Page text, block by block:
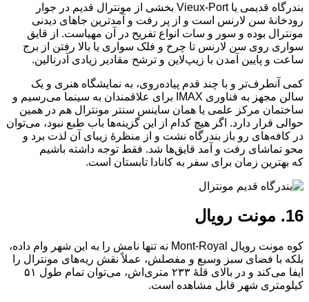
بندرگاه قدیمی یا Vieux-Port بخشی از مونترال قدیم در جوار
رودخانهٔ سن لارنس است و از پر رفت و آمدترین جاهای دیدنی
مونترال بوده و سور و سات انواع تفریح در آن مهیاست. از قایق
سواری روی سن لارنس تا چرخ و فلک سواری یا بالا رفتن از برج
ساعت و پایین آمدن با زیپ‌لاین و ترشح مقادیر زیادی آدرنالین.
کمی آنطرف‌تر و با چند قدم پیاده‌روی، به نمایشگاه‌ هنری و یک
سالن مجهز به فناوری IMAX برای علاقمندان به سینما می‌رسیم و
ساختمان مرکز علمی یا همان ساینس سنتر مونترال هم در همین
حوالی قرار دارد. اگر هیچ کدام از این گزینه‌ها باب طبع نبود، می‌توان
در کافه‌های رو باز بندرگاه نشت و از منظرهٔ زیبای آن لذت برد و
محو تماشای رفت و آمد قایق‌ها شد. فقط توجه داشته باشیم
که بهترین زمان برای سفر به کانادا تابستان است.
16. مونت رویال
کوه مونت رویال Mont-Royal نه تنها نامش را به این شهر وام داده،
بلکه با فضای سبز وسیع و مفصلش، عملاً نقش ریه‌های مونترال را
ایفا می‌کند و در بالای قلهٔ ۲۳۳ متری‌اش، می‌توان تمام طول ۵۱
کیلومتری شهر قابل مشاهده است.